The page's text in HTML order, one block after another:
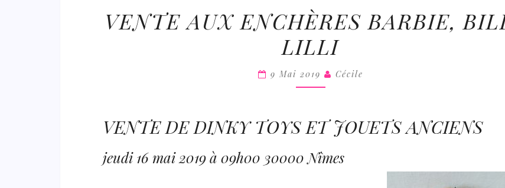
AUX
ENCHÈRES
BARBIE,
BILD
VENTE AUX ENCHÈRES BARBIE,
LILLI
9 Mai 2019 Cécile
VENTE DE DINKY TOYS ET JOUETS ANCIENS
jeudi 16 mai 2019 à 09h00 30000 Nîmes